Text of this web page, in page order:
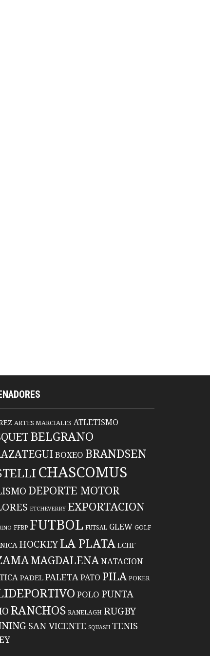
ARTES MARCIALES ATLETISMO
BELGRANO
BOXEO BRANDSEN
CHASCOMUS
DEPORTE MOTOR
ETCHEVERRY EXPORTACION
FFBP FUTBOL FUTSAL GLEW GOLF
HOCKEYLA PLATA LCHF
MAGDALENANATACION
PADEL PALETAPATO PILA POKER
POLO PUNTA
RANCHOS RANELAGH RUGBY
SAN VICENTE SQUASH TENIS